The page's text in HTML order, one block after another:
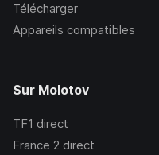
Télécharger
Appareils compatibles
Sur Molotov
TF1 direct
France 2 direct